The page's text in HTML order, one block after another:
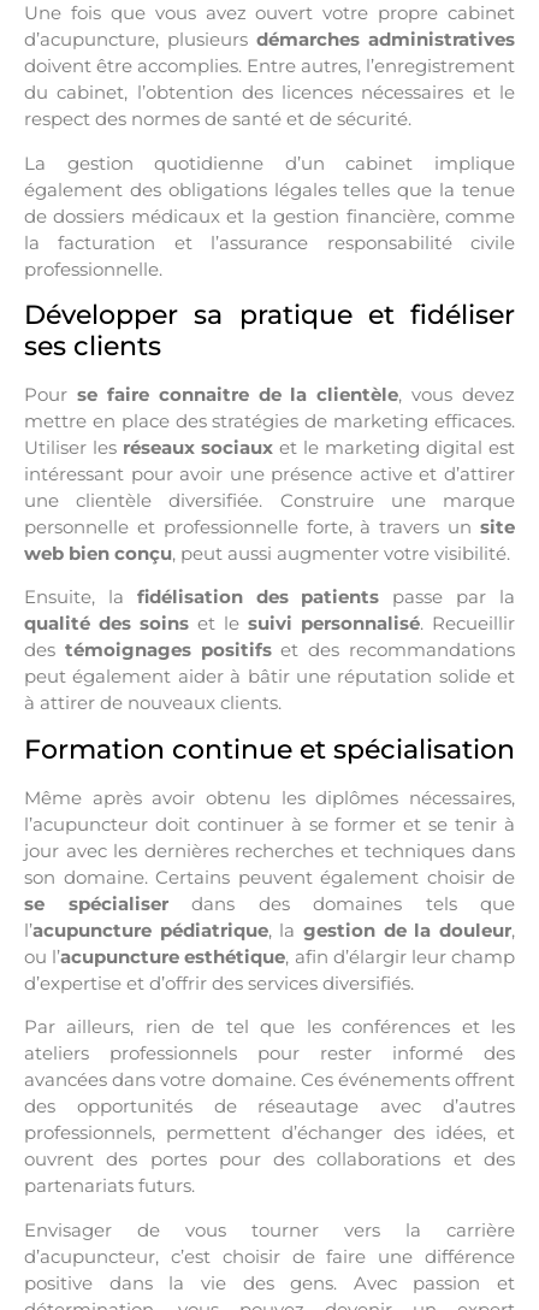
Une fois que vous avez ouvert votre propre cabinet
d’acupuncture, plusieurs démarches administratives
doivent être accomplies. Entre autres, l’enregistrement
du cabinet, l’obtention des licences nécessaires et le
respect des normes de santé et de sécurité.
La gestion quotidienne d’un cabinet implique
également des obligations légales telles que la tenue
de dossiers médicaux et la gestion financière, comme
la facturation et l’assurance responsabilité civile
professionnelle.
Développer sa pratique et fidéliser
ses clients
Pour se faire connaitre de la clientèle, vous devez
mettre en place des stratégies de marketing efficaces.
Utiliser les réseaux sociaux et le marketing digital est
intéressant pour avoir une présence active et d’attirer
une clientèle diversifiée. Construire une marque
personnelle et professionnelle forte, à travers un site
web bien conçu, peut aussi augmenter votre visibilité.
Ensuite, la fidélisation des patients passe par la
qualité des soins et le suivi personnalisé. Recueillir
des témoignages positifset des recommandations
peut également aider à bâtir une réputation solide et
à attirer de nouveaux clients.
Formation continue et spécialisation
Même après avoir obtenu les diplômes nécessaires,
l’acupuncteur doit continuer à se former et se tenir à
jour avec les dernières recherches et techniques dans
son domaine. Certains peuvent également choisir de
se spécialiserdans des domaines tels que
l’acupuncture pédiatrique, lagestion de la douleur,
ou l’acupuncture esthétique, afin d’élargir leur champ
d’expertise et d’offrir des services diversifiés.
Par ailleurs, rien de tel que les conférences et les
ateliers professionnels pour rester informé des
avancées dans votre domaine. Ces événements offrent
des opportunités de réseautage avec d’autres
professionnels, permettent d’échanger des idées, et
ouvrent des portes pour des collaborations et des
partenariats futurs.
Envisager de vous tourner vers la carrière
d’acupuncteur, c’est choisir de faire une différence
positive dans la vie des gens. Avec passion et